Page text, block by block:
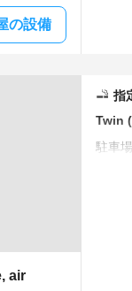
の設備
air
Twin
指